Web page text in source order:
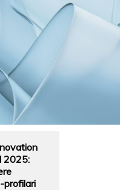
2025:
profilari